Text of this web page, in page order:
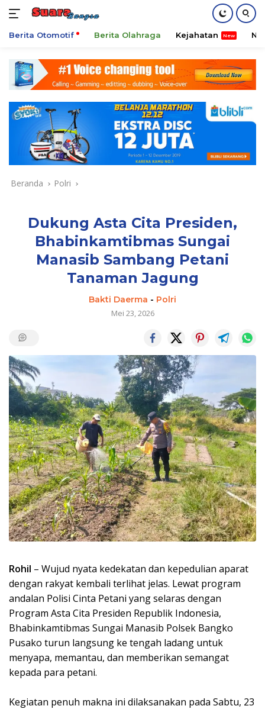
konten
Berita Otomotif Berita Olahraga Kejahatan
Beranda Polri
Dukung Asta Cita Presiden,
Bhabinkamtibmas Sungai
Manasib Sambang Petani
Tanaman Jagung
Bakti Daerma - Polri
Mei 23, 2026
Rohil – Wujud nyata kedekatan dan kepedulian aparat
dengan rakyat kembali terlihat jelas. Lewat program
andalan Polisi Cinta Petani yang selaras dengan
Program Asta Cita Presiden Republik Indonesia,
Bhabinkamtibmas Sungai Manasib Polsek Bangko
Pusako turun langsung ke tengah ladang untuk
menyapa, memantau, dan memberikan semangat
kepada para petani.
Kegiatan penuh makna ini dilaksanakan pada Sabtu, 23